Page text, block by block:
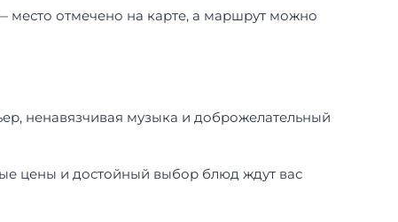
место отмечено на карте, а маршрут можно
ненавязчивая музыка и доброжелательный
цены и достойный выбор блюд ждут вас